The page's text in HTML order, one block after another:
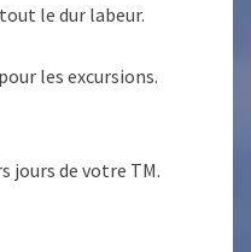
le dur labeur.
les excursions.
jours de votre TM.